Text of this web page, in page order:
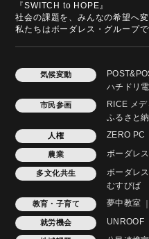
『SWITCH to HOPE』
社会の課題を、みんなの希望へ変
私たちはボーダレス・グループで
気候変動
ハチドリ
市民参画 RICE メデ
ふるさと
人権 ZERO PC
農業 ボーダレ
多文化共生 ボーダレ
むすびば
教育・子育て 夢中教室
就労機会 UNROOF